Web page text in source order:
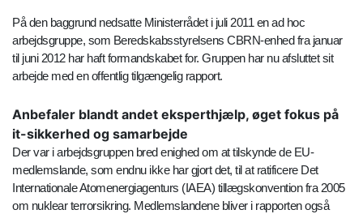
På den baggrund nedsatte Ministerrådet i juli 2011 en ad hoc
arbejdsgruppe, som Beredskabsstyrelsens CBRN-enhed fra januar
til juni 2012 har haft formandskabet for. Gruppen har nu afsluttet sit
arbejde med en offentlig tilgængelig rapport.
Anbefaler blandt andet eksperthjælp, øget fokus på
it-sikkerhed og samarbejde
Der var i arbejdsgruppen bred enighed om at tilskynde de EU-
medlemslande, som endnu ikke har gjort det, til at ratificere Det
Internationale Atomenergiagenturs (IAEA) tillægskonvention fra 2005
om nuklear terrorsikring. Medlemslandene bliver i rapporten også